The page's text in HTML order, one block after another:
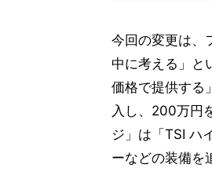
今回の変更は、
中に考える」と
価格で提供する
入し、200万円
ジ」は「TSI ハ
ーなどの装備を